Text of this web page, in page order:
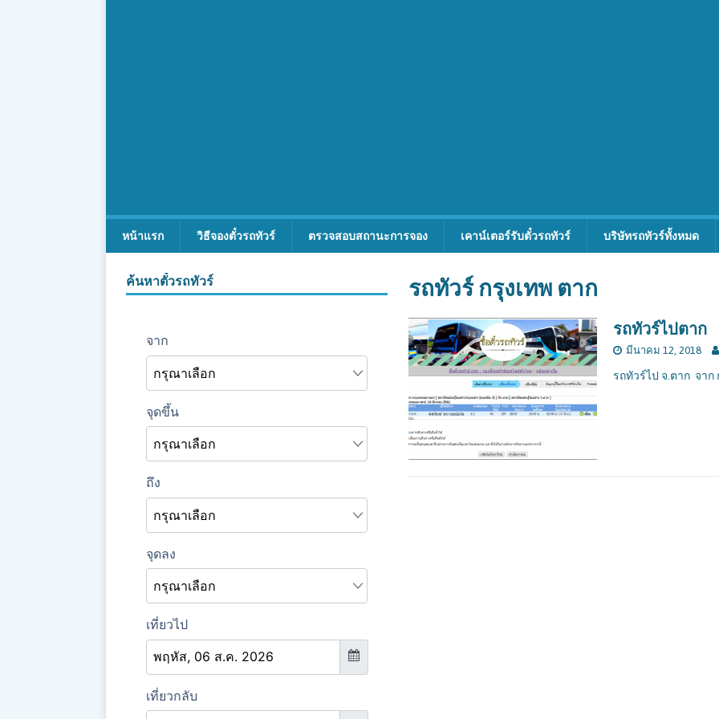
หน้าแรก วิธีจองตั๋วรถทัวร์ ตรวจสอบสถานะการจอง เคาน์เตอร์รับตั๋วรถทัวร์ บริษัทรถทัวร์ทั้งหมด
รถทัวร์ กรุงเทพ ตาก
รถทัวร์ไปตาก
มีนาคม 12, 2018
รถทัวร์ไป จ.ตาก จาก
ค้นหาตั๋วรถทัวร์